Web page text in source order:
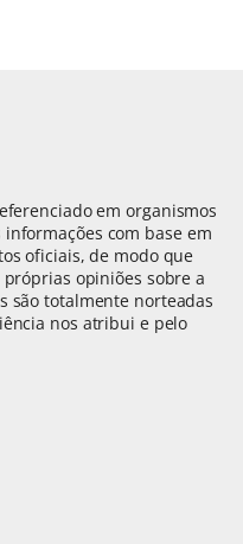
em organismos
com base em
oficiais, de modo que
opiniões sobre a
são totalmente norteadas
nos atribui e pelo